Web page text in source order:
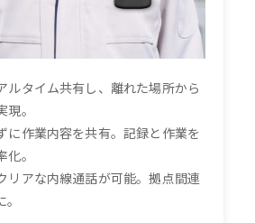
ルタイム共有し、離れた場所から
。
に作業内容を共有。記録と作業を
。
リアな内線通話が可能。拠点間連